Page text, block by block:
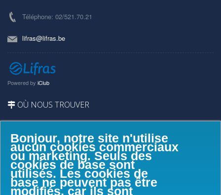
Bonjour, notre site n'utilise
aucun cookies commerciaux
ou marketing. Seuls des
cookies de base sont
utilisés. Les cookies de
base ne peuvent pas être
modifiés, car ils sont
Téléphone: 02/521.70.21
lifras@lifras.be
Powered by iClub
OÙ NOUS TROUVER